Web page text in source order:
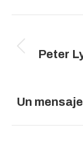
entre
Peter
Un